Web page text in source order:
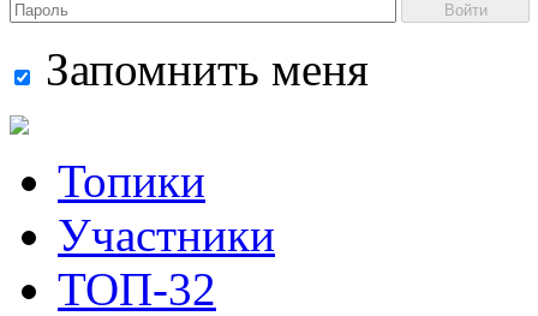
Войти
Запомнить меня
Топики
Участники
ТОП-32